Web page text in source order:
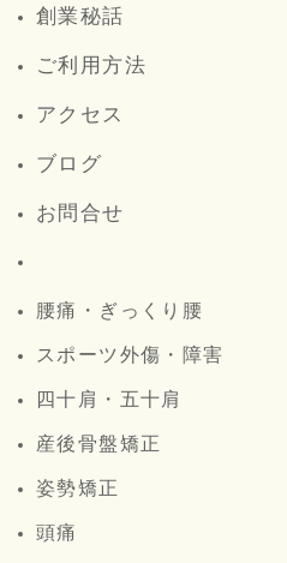
創業秘話
ご利用方法
アクセス
ブログ
お問合せ
腰痛・ぎっくり腰
スポーツ外傷・障害
四十肩・五十肩
産後骨盤矯正
姿勢矯正
頭痛